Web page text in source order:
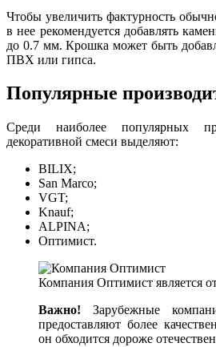
Чтобы увеличить фактурность
в нее рекомендуется добавлять
до 0.7 мм. Крошка может быть
ПВХ или гипса.
Популярные
Среди наиболее популярных
декоративной смеси выделяют:
BILIX;
San Marco;
VGT;
Knauf;
ALPINA;
Оптимист.
Компания Оптимист является
Важно! Зарубежные
предоставляют более
он обходится дороже